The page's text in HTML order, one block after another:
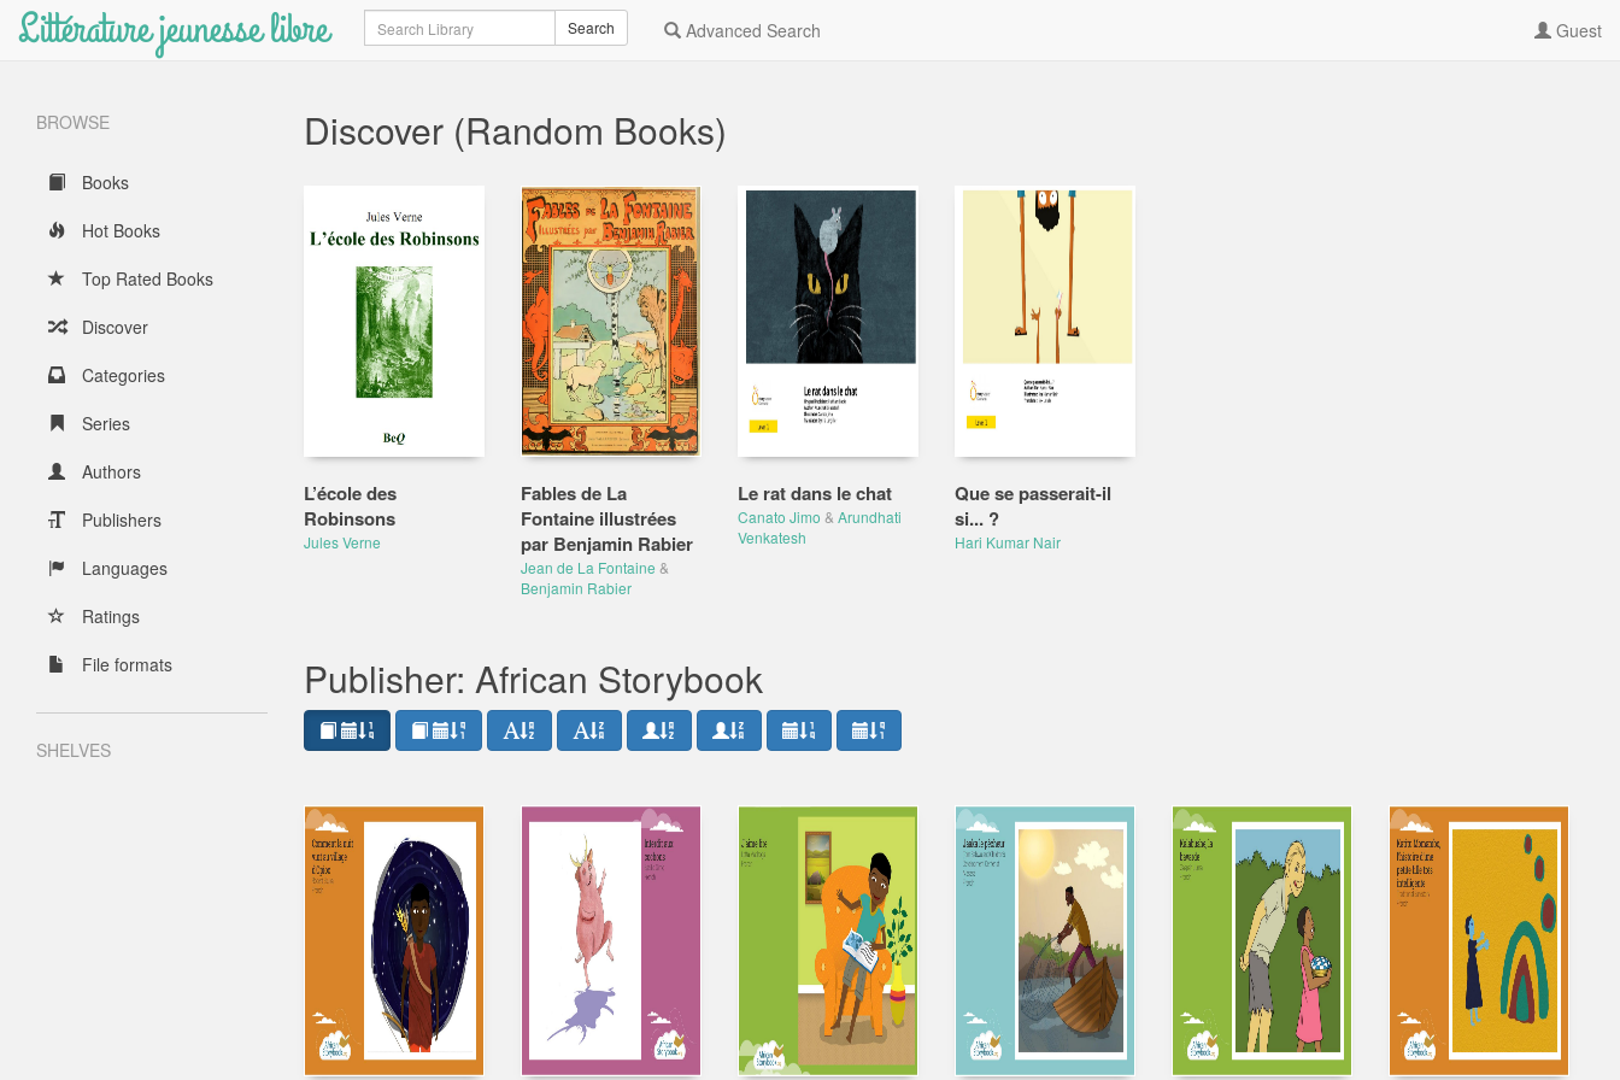
Littérature jeunesse libre Search Search Advanced Search Guest
BROWSE
Books
Hot Books
Top Rated Books
Discover
Categories
Series
Authors
Publishers
Languages
Ratings
File formats
SHELVES
Discover (Random Books)
L’école des
Robinsons
Jules Verne
Fables de La
Fontaine illustrées
par Benjamin Rabier
Jean de La Fontaine &
Benjamin Rabier
Le rat dans le chat
Canato Jimo & Arundhati
Venkatesh
Que se passerait-il
si... ?
Hari Kumar Nair
Publisher: African Storybook